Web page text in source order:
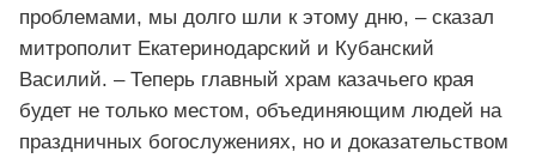
проблемами, мы долго шли к этому дню, – сказал
митрополит Екатеринодарский и Кубанский
Василий. – Теперь главный храм казачьего края
будет не только местом, объединяющим людей на
праздничных богослужениях, но и доказательством